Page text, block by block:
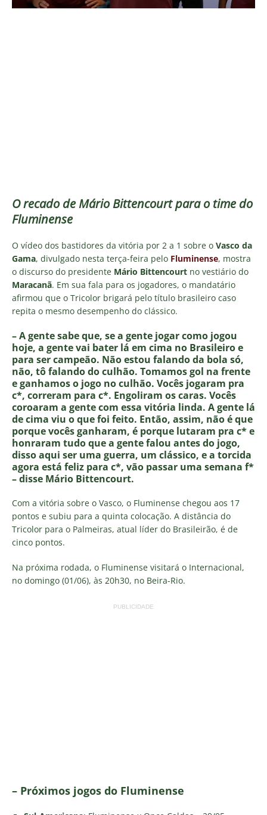
O recado de Mário Bittencourt para o time do
Fluminense
O vídeo dos bastidores da vitória por 2 a 1 sobre o Vasco da
Gama, divulgado nesta terça-feira pelo Fluminense, mostra
o discurso do presidente Mário Bittencourt no vestiário do
Maracanã. Em sua fala para os jogadores, o mandatário
afirmou que o Tricolor brigará pelo título brasileiro caso
repita o mesmo desempenho do clássico.
– A gente sabe que, se a gente jogar como jogou
hoje, a gente vai bater lá em cima no Brasileiro e
para ser campeão. Não estou falando da bola só,
não, tô falando do culhão. Tomamos gol na frente
e ganhamos o jogo no culhão. Vocês jogaram pra
c*, correram para c*. Engoliram os caras. Vocês
coroaram a gente com essa vitória linda. A gente lá
de cima viu o que foi feito. Então, assim, não é que
porque vocês ganharam, é porque lutaram pra c* e
honraram tudo que a gente falou antes do jogo,
disso aqui ser uma guerra, um clássico, e a torcida
agora está feliz para c*, vão passar uma semana f*
– disse Mário Bittencourt.
Com a vitória sobre o Vasco, o Fluminense chegou aos 17
pontos e subiu para a quinta colocação. A distância do
Tricolor para o Palmeiras, atual líder do Brasileirão, é de
cinco pontos.
Na próxima rodada, o Fluminense visitará o Internacional,
no domingo (01/06), às 20h30, no Beira-Rio.
PUBLICIDADE
– Próximos jogos do Fluminense